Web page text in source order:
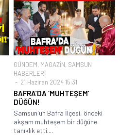
GÜNDEM, MAGAZİN, SAMSUN
HABERLERİ
21 Haziran 2024 15:31
BAFRA’DA ‘MUHTEŞEM’
DÜĞÜN!
Samsun'un Bafra İlçesi, önceki
akşam muhteşem bir düğüne
tanıklık etti....